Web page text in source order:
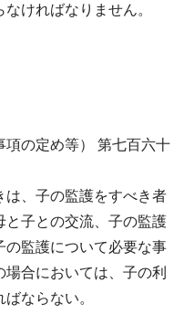
なければなりません。
項の定め等） 第七百六十
は、子の監護をすべき者
と子との交流、子の監護
の監護について必要な事
合においては、子の利
ならない。